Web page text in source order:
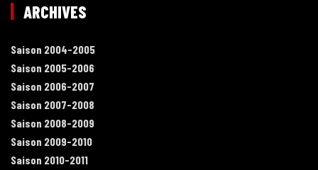
ARCHIVES
Saison 2004-2005
Saison 2005-2006
Saison 2006-2007
Saison 2007-2008
Saison 2008-2009
Saison 2009-2010
Saison 2010-2011